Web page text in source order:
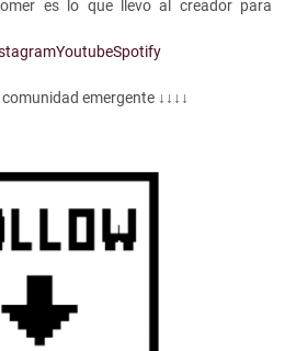
es lo que llevo al creador para
YoutubeSpotify
emergente ↓↓↓↓